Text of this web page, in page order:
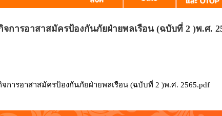
จการอาสาสมัครป้องกันภัยฝ่ายพลเรือน (ฉบับที่ 2 )พ.ศ.
การอาสาสมัครป้องกันภัยฝ่ายพลเรือน (ฉบับที่ 2 )พ.ศ. 2565.pdf